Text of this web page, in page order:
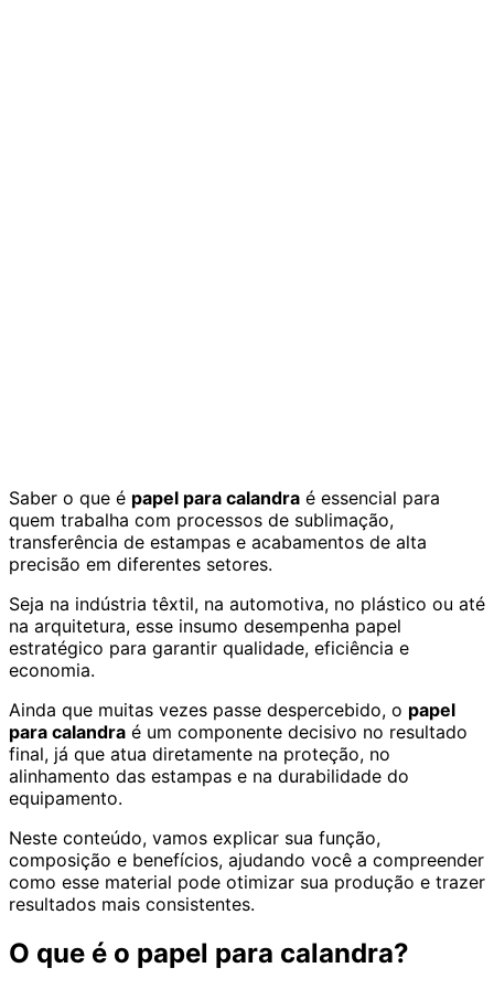
Saber o que é papel para calandra é essencial para
quem trabalha com processos de sublimação,
transferência de estampas e acabamentos de alta
precisão em diferentes setores.
Seja na indústria têxtil, na automotiva, no plástico ou até
na arquitetura, esse insumo desempenha papel
estratégico para garantir qualidade, eficiência e
economia.
Ainda que muitas vezes passe despercebido, o papel
para calandra é um componente decisivo no resultado
final, já que atua diretamente na proteção, no
alinhamento das estampas e na durabilidade do
equipamento.
Neste conteúdo, vamos explicar sua função,
composição e benefícios, ajudando você a compreender
como esse material pode otimizar sua produção e trazer
resultados mais consistentes.
O que é o papel para calandra?